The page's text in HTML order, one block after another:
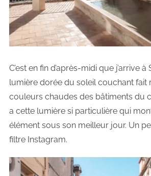
C’est en fin d’après-midi que j’arrive
lumière dorée du soleil couchant fait
couleurs chaudes des bâtiments du
a cette lumière si particulière qui
élément sous son meilleur jour. Un
filtre Instagram.